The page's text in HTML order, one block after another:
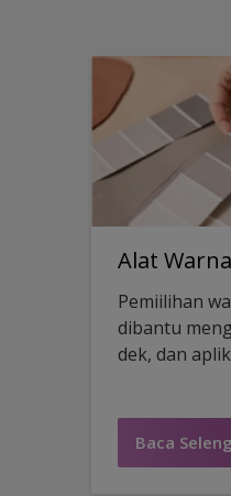
Alat Warna
Pemiilihan
dibantu
dek, dan
Baca